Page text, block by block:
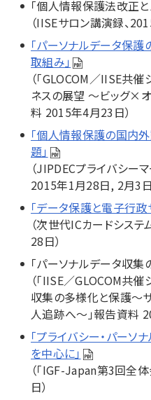
「個人情報保護法改正
（IISEサロン講演録、
「パーソナルデータ保
取組み」
（「GLOCOM／IISE共
ネスの展望 ～ビッグ×
料 2015年4月23日）
「個人情報保護の国内
題」
（JIPDECプライバシー
2015年1月28日, 2月3日
「データ保護と電子行
（次世代ICカードシス
28日）
「パーソナルデータ収
（「IISE／GLOCOM共
収集の多様化と保護～
人追跡へ～」報告資料
「プライバシー・パー
を中心に」
（「IGF-Japan第3回全
日）